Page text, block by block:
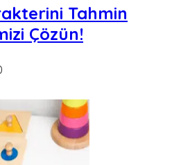
Tahmin
Çözün!